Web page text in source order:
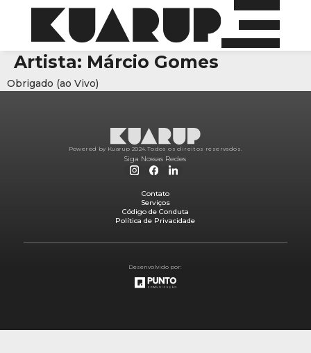
Artista: Márcio Gomes
Obrigado (ao Vivo)
Powered by Kuarup 2024. Todos os direitos reservados.
Siga Nossas Redes
Contato
Serviços
Código de Conduta
Política de Privacidade
Desenvolvido por: